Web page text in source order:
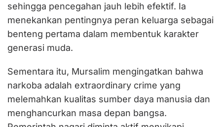
sehingga pencegahan jauh lebih efektif. Ia
menekankan pentingnya peran keluarga sebagai
benteng pertama dalam membentuk karakter
generasi muda.
Sementara itu, Mursalim mengingatkan bahwa
narkoba adalah extraordinary crime yang
melemahkan kualitas sumber daya manusia dan
menghancurkan masa depan bangsa.